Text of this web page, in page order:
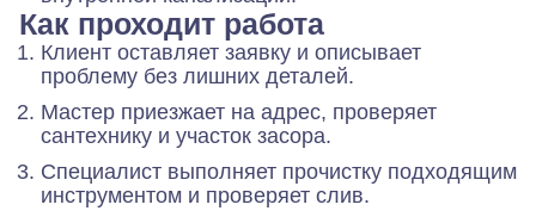
Как проходит работа
Клиент оставляет заявку и описывает
проблему без лишних деталей.
Мастер приезжает на адрес, проверяет
сантехнику и участок засора.
Специалист выполняет прочистку подходящим
инструментом и проверяет слив.